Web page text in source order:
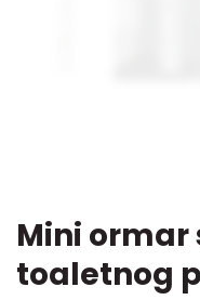
Mini ormar
toaletnog